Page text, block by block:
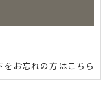
をお忘れの方はこちら